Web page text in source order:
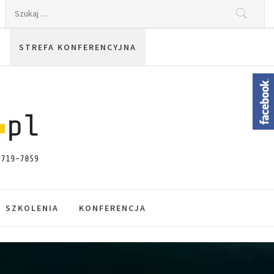
STREFA KONFERENCYJNA
SZKOLENIA KONFERENCJA